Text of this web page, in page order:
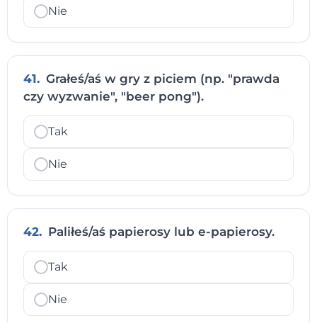
Nie
41. Grałeś/aś w gry z piciem (np. "prawda
czy wyzwanie", "beer pong").
Tak
Nie
42. Paliłeś/aś papierosy lub e-papierosy.
Tak
Nie